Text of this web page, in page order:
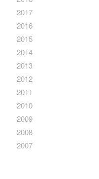
2017
2016
2015
2014
2013
2012
2011
2010
2009
2008
2007